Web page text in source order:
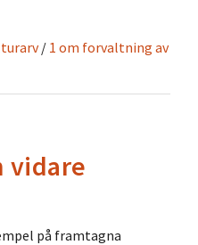
/ 1 om forvaltning av
vidare
på framtagna